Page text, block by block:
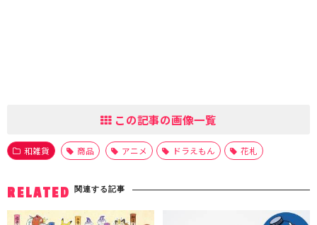
この記事の画像一覧
和雑貨 商品 アニメ ドラえもん 花札
RELATED 関連する記事